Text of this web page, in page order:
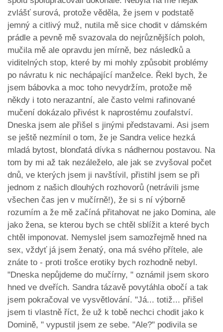
zvlášť surová, protože věděla, že jsem v podstatě
jemný a citlivý muž, nutila mě sice chodit v dámském
prádle a pevně mě svazovala do nejrůznějších poloh,
mučila mě ale opravdu jen mírně, bez následků a
viditelných stop, které by mi mohly způsobit problémy
po návratu k nic nechápající manželce. Řekl bych, že
jsem bábovka a moc toho nevydržím, protože mě
někdy i toto nerazantní, ale často velmi rafinované
mučení dokázalo přivést k naprostému zoufalství.
Dneska jsem ale přišel s jinými představami. Asi jsem
se ještě nezmínil o tom, že je Sandra velice hezká
mladá bytost, blonďatá dívka s nádhernou postavou. Na
tom by mi až tak nezáleželo, ale jak se zvyšoval počet
dnů, ve kterých jsem ji navštívil, přistihl jsem se při
jednom z našich dlouhých rozhovorů (netrávili jsme
všechen čas jen v mučírně!), že si s ní výborně
rozumím a že mě začíná přitahovat ne jako Domina, ale
jako žena, se kterou bych se chtěl sblížit a které bych
chtěl imponovat. Nemyslel jsem samozřejmě hned na
sex, vždyť já jsem ženatý, ona má svého přítele, ale
znáte to - proti trošce erotiky bych rozhodně nebyl.
"Dneska nepůjdeme do mučírny, " oznámil jsem skoro
hned ve dveřích. Sandra tázavě povytáhla obočí a tak
jsem pokračoval ve vysvětlování. "Já... totiž... přišel
jsem ti vlastně říct, že už k tobě nechci chodit jako k
Domině, " vypustil jsem ze sebe. "Ale?" podivila se